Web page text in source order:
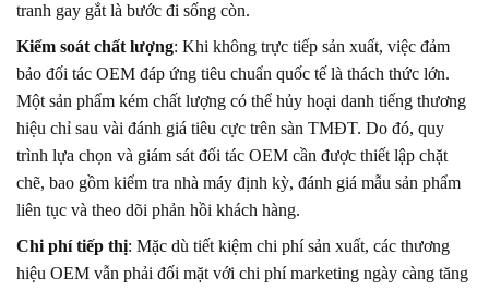
tranh gay gắt là bước đi sống còn.
Kiểm soát chất lượng: Khi không trực tiếp sản xuất, việc đảm
bảo đối tác OEM đáp ứng tiêu chuẩn quốc tế là thách thức lớn.
Một sản phẩm kém chất lượng có thể hủy hoại danh tiếng thương
hiệu chỉ sau vài đánh giá tiêu cực trên sàn TMĐT. Do đó, quy
trình lựa chọn và giám sát đối tác OEM cần được thiết lập chặt
chẽ, bao gồm kiểm tra nhà máy định kỳ, đánh giá mẫu sản phẩm
liên tục và theo dõi phản hồi khách hàng.
Chi phí tiếp thị: Mặc dù tiết kiệm chi phí sản xuất, các thương
hiệu OEM vẫn phải đối mặt với chi phí marketing ngày càng tăng